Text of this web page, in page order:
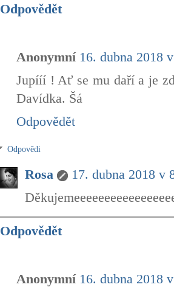
Odpovědět
Anonymní 16. dubna 2018
Jupííí ! Ať se mu daří a je
Davídka. Šá
Odpovědět
Odpovědi
Rosa
17. dubna 2018 v
Odpovědět
Anonymní 16. dubna 2018